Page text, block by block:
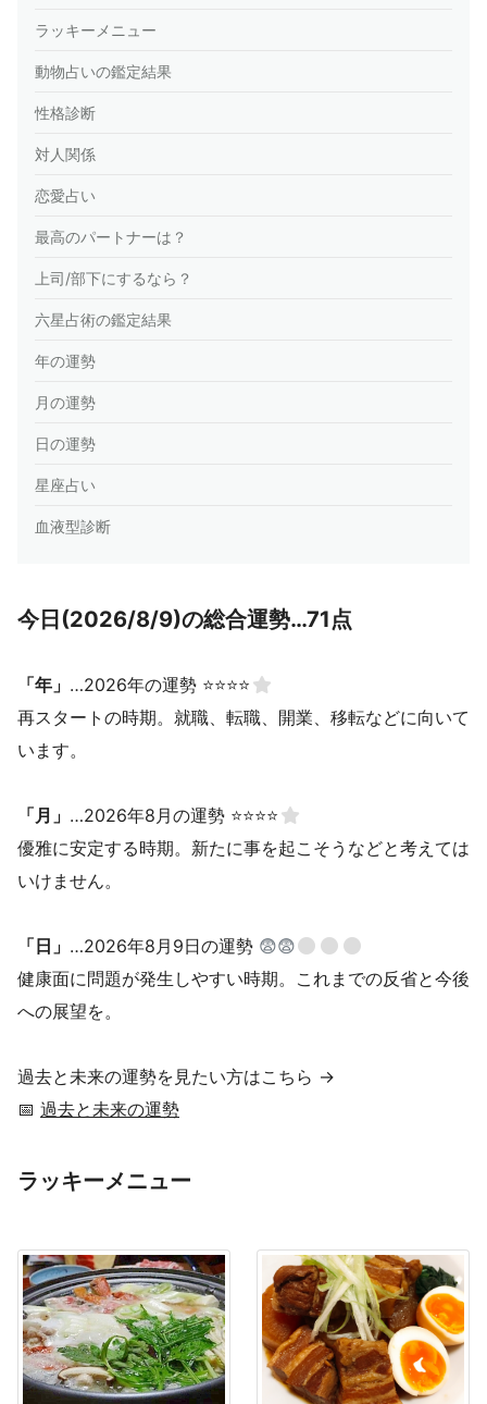
ラッキーメニュー
動物占いの鑑定結果
性格診断
対人関係
恋愛占い
最高のパートナーは？
上司/部下にするなら？
六星占術の鑑定結果
年の運勢
月の運勢
日の運勢
星座占い
血液型診断
今日(2026/8/9)の総合運勢…71点
「年」 …2026年の運勢 ⭐⭐⭐⭐
再スタートの時期。就職、転職、開業、移転などに向いて
います。
「月」 …2026年8月の運勢 ⭐⭐⭐⭐
優雅に安定する時期。新たに事を起こそうなどと考えては
いけません。
「日」 …2026年8月9日の運勢 😨😨
健康面に問題が発生しやすい時期。これまでの反省と今後
への展望を。
過去と未来の運勢を見たい方はこちら →
📅 過去と未来の運勢
ラッキーメニュー